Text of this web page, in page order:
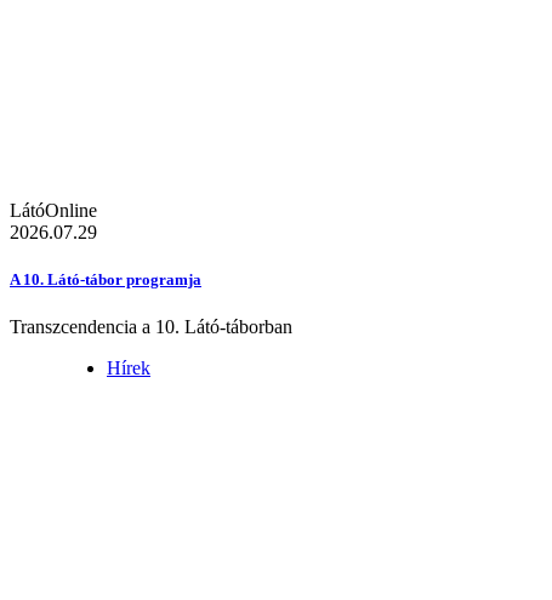
LátóOnline
2026.07.29
A 10. Látó-tábor programja
Transzcendencia a 10. Látó-táborban
Hírek